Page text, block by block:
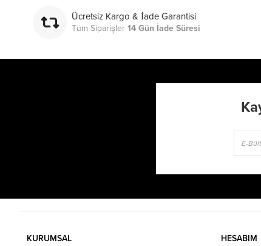
Ücretsiz Kargo & İade Garantisi
Tüm Siparişler14 Gün İade Süresi
KURUMSAL
HESABIM